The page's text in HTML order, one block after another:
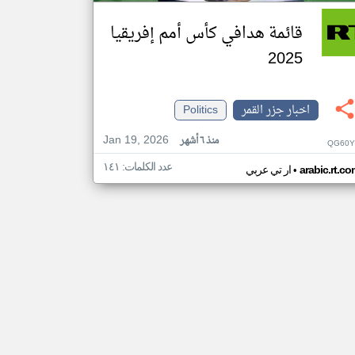
قائمة هدافي كأس أمم إفريقيا
2025
اخبار جزر القمر
Politics
Jan 19, 2026
منذ ٦ أشهر
ار تي عربي• عدد الكلمات: ١٤١